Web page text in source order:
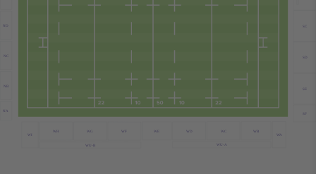
SC
SF
SE
SD
WA
WB
WC
WD
WE
WF
WG
WH
WI
WU-B WU-A
NA
NB
ND
NC